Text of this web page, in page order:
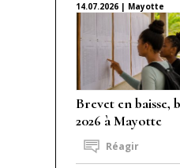
14.07.2026 | Mayotte
Brevet en baisse,
2026 à Mayotte
Réagir